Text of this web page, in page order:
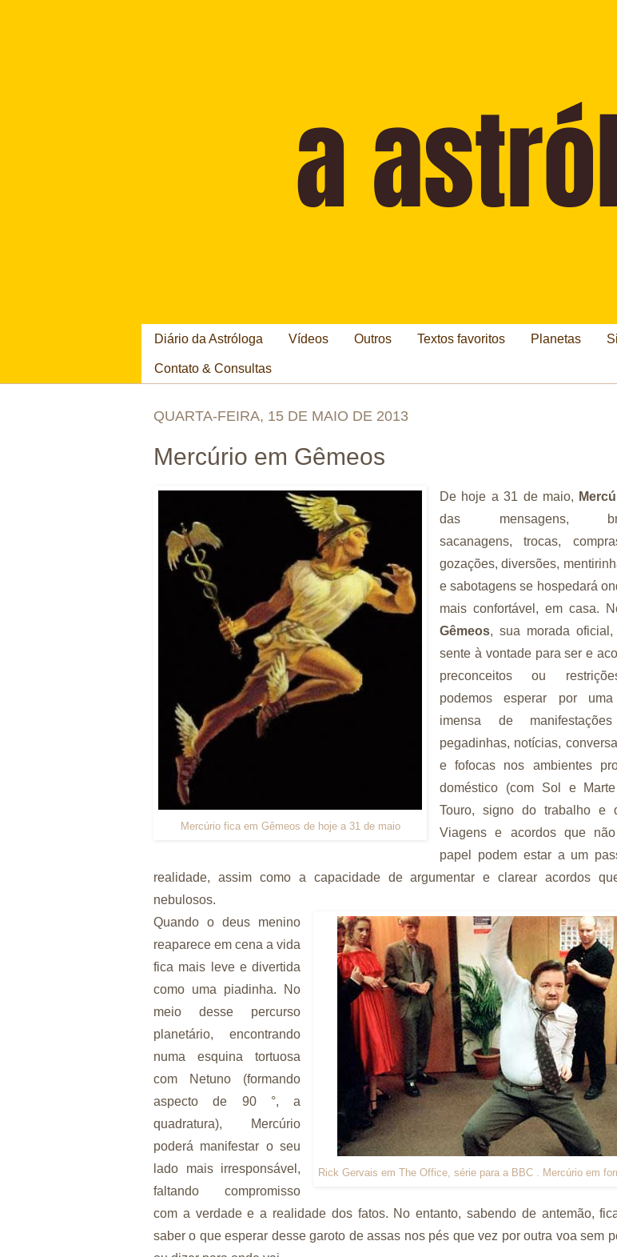
Diário da Astróloga Vídeos Outros Textos favoritos Planetas
Contato & Consultas
QUARTA-FEIRA, 15 DE MAIO DE 2013
Mercúrio em Gêmeos
Mercúrio fica em Gêmeos de hoje a 31 de maio
De hoje a 31 de maio,
das mensagens,
sacanagens, trocas,
gozações, diversões,
e sabotagens se hospedará
mais confortável, em casa.
Gêmeos, sua morada
sente à vontade para ser e
preconceitos ou
podemos esperar por uma
imensa de
pegadinhas, notícias,
e fofocas nos ambientes
doméstico (com Sol e
Touro, signo do trabalho e
Viagens e acordos que
papel podem estar a um
realidade, assim como a capacidade de argumentar e clarear acordos
nebulosos.
Rick Gervais em The Office, série para a BBC . Mercúrio em
Quando o deus menino
reaparece em cena a vida
fica mais leve e divertida
como uma piadinha. No
meio desse percurso
planetário, encontrando
numa esquina tortuosa
com Netuno (formando
aspecto de 90 °, a
quadratura), Mercúrio
poderá manifestar o seu
lado mais irresponsável,
faltando compromisso
com a verdade e a realidade dos fatos. No entanto, sabendo de antemão,
saber o que esperar desse garoto de assas nos pés que vez por outra voa sem